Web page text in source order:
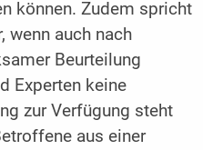
können. Zudem spricht
wenn auch nach
Beurteilung
Experten keine
zur Verfügung steht
aus einer